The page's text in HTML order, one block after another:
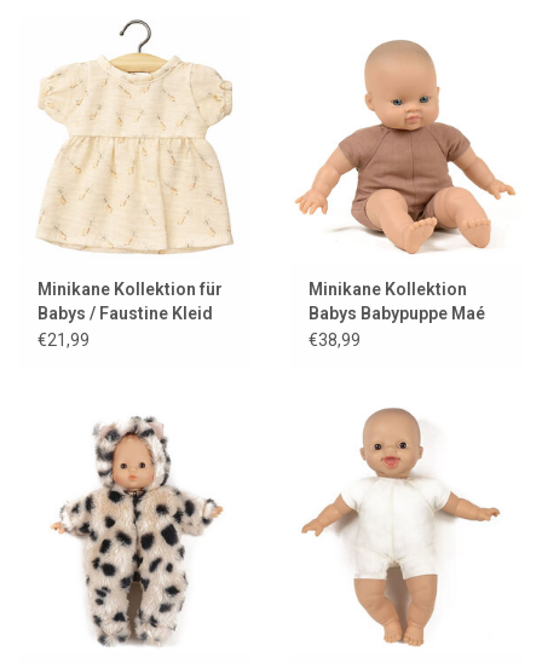
Minikane Kollektion für
Babys / Faustine Kleid
mit Puffärmeln
€21,99
Minikane Kollektion
Babys Babypuppe Maé
€38,99